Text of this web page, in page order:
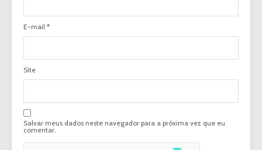
E-mail *
Site
Salvar meus dados neste navegador para a próxima vez que eu
comentar.